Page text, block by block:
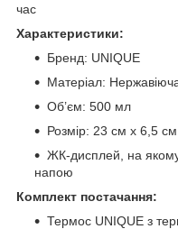
час
Характеристики:
Бренд: UNIQUE
Матеріал:
Об’єм: 500 мл
Розмір: 23 см х 6,5 см
ЖК-дисплей, на
напою
Комплект постачання:
Термос UNIQUE з